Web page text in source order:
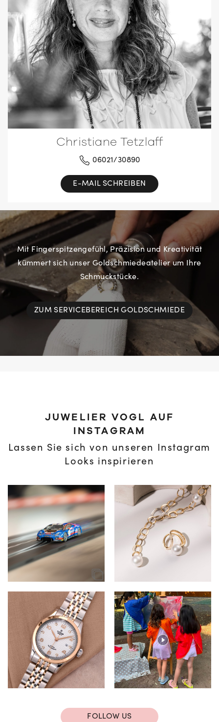
Christiane Tetzlaff
06021/30890
E-MAIL SCHREIBEN
Mit Fingerspitzengefühl, Präzision und Kreativität
kümmert sich unser Goldschmiedeatelier um Ihre
Schmuckstücke.
ZUM SERVICEBEREICH GOLDSCHMIEDE
JUWELIER VOGL AUF
INSTAGRAM
Lassen Sie sich von unseren Instagram
Looks inspirieren
FOLLOW US